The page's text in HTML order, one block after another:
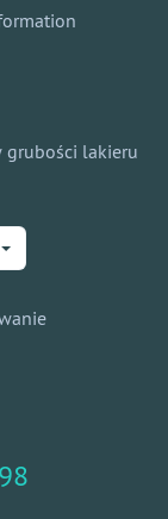
grubości lakieru